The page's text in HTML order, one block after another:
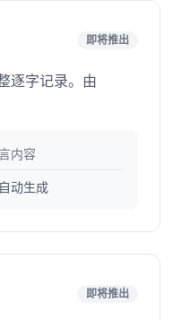
即将推出
逐字记录。由
内容
动生成
即将推出